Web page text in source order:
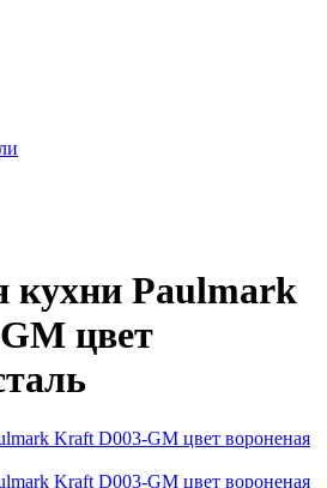
кухни Paulmark
цвет